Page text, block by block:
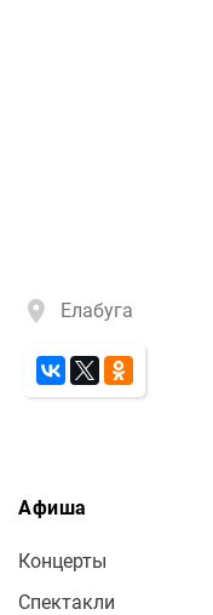
Елабуга
Афиша
Концерты
Спектакли